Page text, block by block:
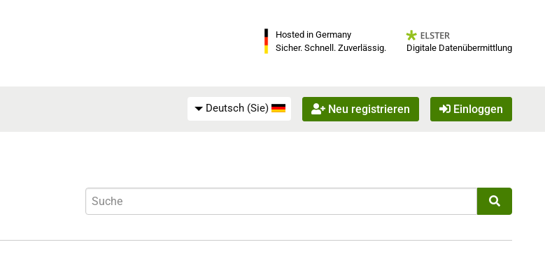
Hosted in Germany
Sicher. Schnell. Zuverlässig.
Digitale Datenübermittlung
Deutsch (Sie) Neu registrieren Einloggen